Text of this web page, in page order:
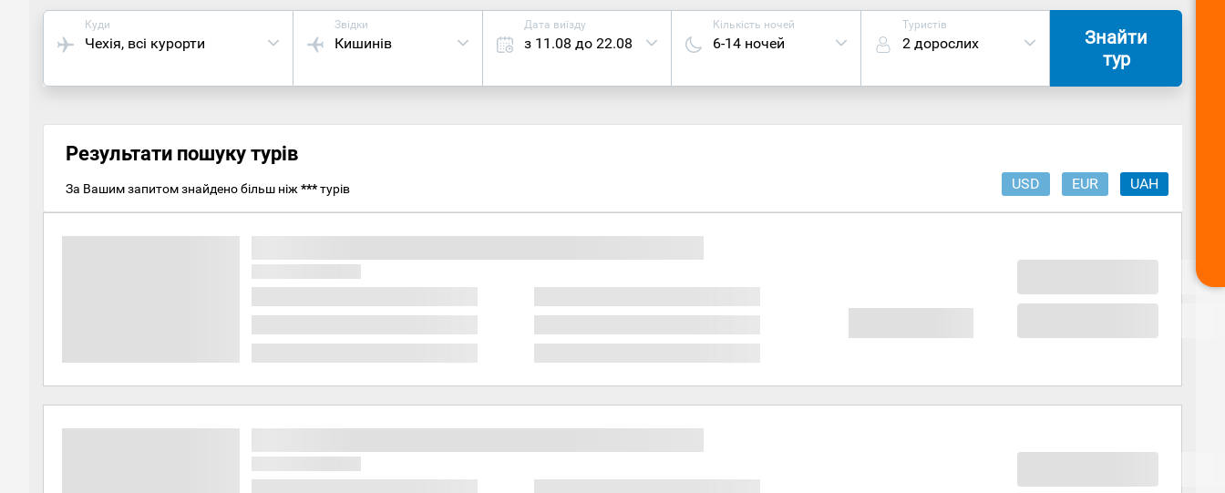
Куди
Чехія, всі курорти
Звідки
Кишинів
Дата виїзду
з 11.08 до 22.08
Кількість ночей
6-14 ночей
Туристів
2 дорослих
Знайти
тур
Результати пошуку турів
USD EUR UAH
За Вашим запитом знайдено більш ніж ***турів